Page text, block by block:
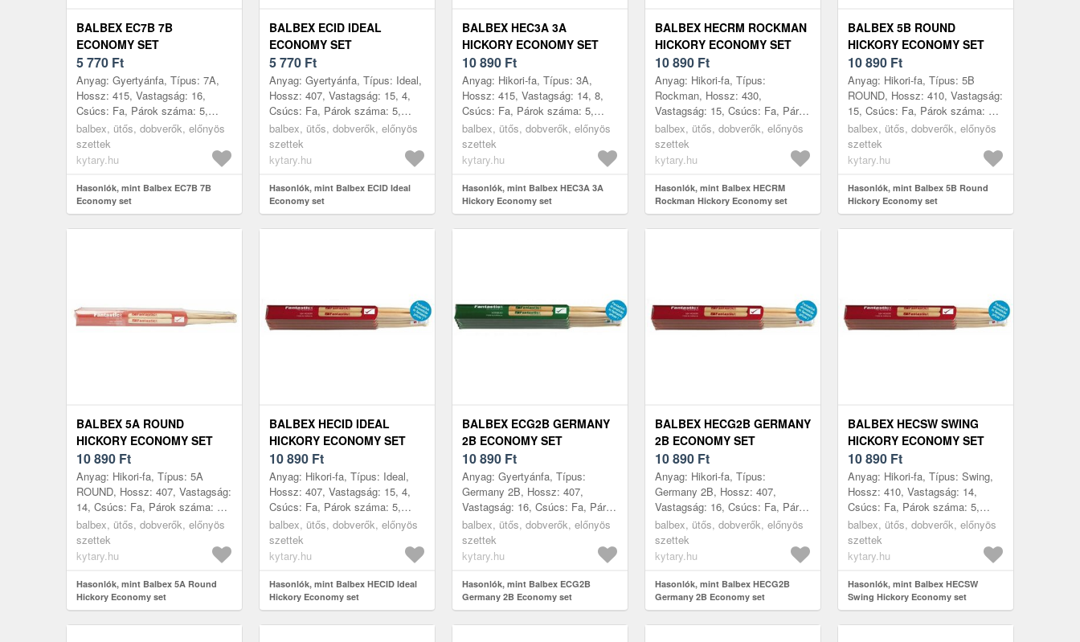
BALBEX EC7B 7B
ECONOMY SET
5 770 Ft
Anyag: Gyertyánfa, Típus: 7A,
Hossz: 415, Vastagság: 16,
Csúcs: Fa, Párok száma: 5,
Gyártás helye: Csehország
balbex, ütős, dobverők, előnyös
szettek
kytary.hu
Hasonlók, mint Balbex EC7B 7B
Economy set
BALBEX ECID IDEAL
ECONOMY SET
5 770 Ft
Anyag: Gyertyánfa, Típus: Ideal,
Hossz: 407, Vastagság: 15, 4,
Csúcs: Fa, Párok száma: 5,
Gyártás helye: Csehország
balbex, ütős, dobverők, előnyös
szettek
kytary.hu
Hasonlók, mint Balbex ECID Ideal
Economy set
BALBEX HEC3A 3A
HICKORY ECONOMY SET
10 890 Ft
Anyag: Hikori-fa, Típus: 3A,
Hossz: 415, Vastagság: 14, 8,
Csúcs: Fa, Párok száma: 5,
Gyártás helye: Csehország
balbex, ütős, dobverők, előnyös
szettek
kytary.hu
Hasonlók, mint Balbex HEC3A 3A
Hickory Economy set
BALBEX HECRM ROCKMAN
HICKORY ECONOMY SET
10 890 Ft
Anyag: Hikori-fa, Típus:
Rockman, Hossz: 430,
Vastagság: 15, Csúcs: Fa, Párok
száma: 5, Gyártás helye:
Csehország
balbex, ütős, dobverők, előnyös
szettek
kytary.hu
Hasonlók, mint Balbex HECRM
Rockman Hickory Economy set
BALBEX 5B ROUND
HICKORY ECONOMY SET
10 890 Ft
Anyag: Hikori-fa, Típus: 5B
ROUND, Hossz: 410, Vastagság:
15, Csúcs: Fa, Párok száma: 5,
Gyártás helye: Csehország
balbex, ütős, dobverők, előnyös
szettek
kytary.hu
Hasonlók, mint Balbex 5B Round
Hickory Economy set
BALBEX 5A ROUND
HICKORY ECONOMY SET
10 890 Ft
Anyag: Hikori-fa, Típus: 5A
ROUND, Hossz: 407, Vastagság:
14, Csúcs: Fa, Párok száma: 5,
Gyártás helye: Csehország
balbex, ütős, dobverők, előnyös
szettek
kytary.hu
Hasonlók, mint Balbex 5A Round
Hickory Economy set
BALBEX HECID IDEAL
HICKORY ECONOMY SET
10 890 Ft
Anyag: Hikori-fa, Típus: Ideal,
Hossz: 407, Vastagság: 15, 4,
Csúcs: Fa, Párok száma: 5,
Gyártás helye: Csehország
balbex, ütős, dobverők, előnyös
szettek
kytary.hu
Hasonlók, mint Balbex HECID Ideal
Hickory Economy set
BALBEX ECG2B GERMANY
2B ECONOMY SET
10 890 Ft
Anyag: Gyertyánfa, Típus:
Germany 2B, Hossz: 407,
Vastagság: 16, Csúcs: Fa, Párok
száma: 5, Gyártás helye:
Csehország
balbex, ütős, dobverők, előnyös
szettek
kytary.hu
Hasonlók, mint Balbex ECG2B
Germany 2B Economy set
BALBEX HECG2B GERMANY
2B ECONOMY SET
10 890 Ft
Anyag: Hikori-fa, Típus:
Germany 2B, Hossz: 407,
Vastagság: 16, Csúcs: Fa, Párok
száma: 5, Gyártás helye:
Csehország
balbex, ütős, dobverők, előnyös
szettek
kytary.hu
Hasonlók, mint Balbex HECG2B
Germany 2B Economy set
BALBEX HECSW SWING
HICKORY ECONOMY SET
10 890 Ft
Anyag: Hikori-fa, Típus: Swing,
Hossz: 410, Vastagság: 14,
Csúcs: Fa, Párok száma: 5,
Gyártás helye: Csehország
balbex, ütős, dobverők, előnyös
szettek
kytary.hu
Hasonlók, mint Balbex HECSW
Swing Hickory Economy set